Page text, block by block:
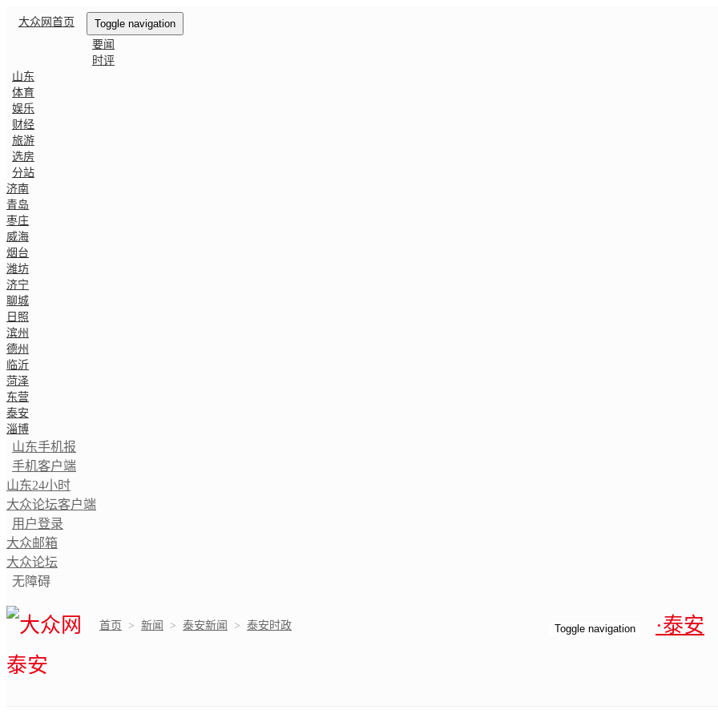
Toggle navigation
大众网首页
要闻
时评
山东
体育
娱乐
财经
旅游
选房
分站
济南
青岛
枣庄
威海
烟台
潍坊
济宁
聊城
日照
滨州
德州
临沂
菏泽
东营
泰安
淄博
山东手机报
手机客户端
山东24小时
大众论坛客户端
用户登录
大众邮箱
大众论坛
无障碍
Toggle navigation ·泰安
首页 > 新闻 > 泰安新闻 > 泰安时政